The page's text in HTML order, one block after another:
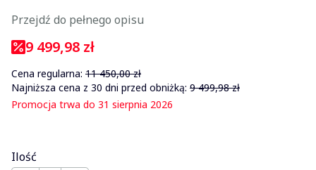
Przejdź do pełnego opisu
9 499,98 zł
Cena regularna: 11 450,00 zł
Najniższa cena z 30 dni przed obniżką: 9 499,98 zł
Promocja trwa do 31 sierpnia 2026
Ilość